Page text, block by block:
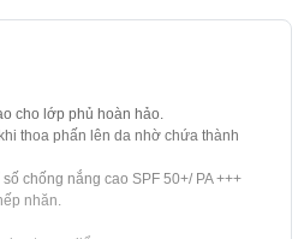
cho lớp phủ hoàn hảo.
thoa phấn lên da nhờ chứa thành
chống nắng cao SPF 50+/ PA +++
nhăn.